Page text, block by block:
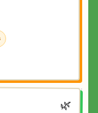
🌿